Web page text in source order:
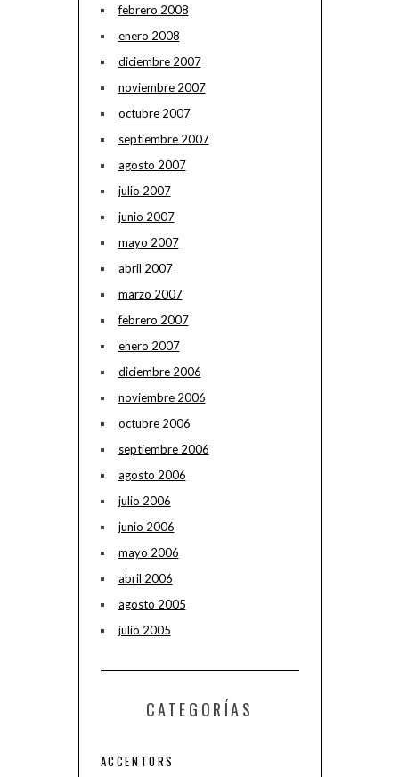
febrero 2008
enero 2008
diciembre 2007
noviembre 2007
octubre 2007
septiembre 2007
agosto 2007
julio 2007
junio 2007
mayo 2007
abril 2007
marzo 2007
febrero 2007
enero 2007
diciembre 2006
noviembre 2006
octubre 2006
septiembre 2006
agosto 2006
julio 2006
junio 2006
mayo 2006
abril 2006
agosto 2005
julio 2005
CATEGORÍAS
ACCENTORS